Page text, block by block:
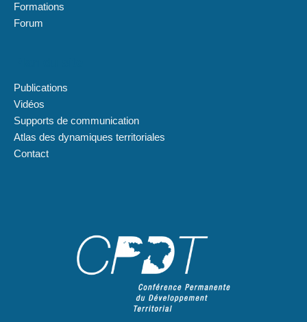
Formations
Forum
Publications
Vidéos
Supports de communication
Atlas des dynamiques territoriales
Contact